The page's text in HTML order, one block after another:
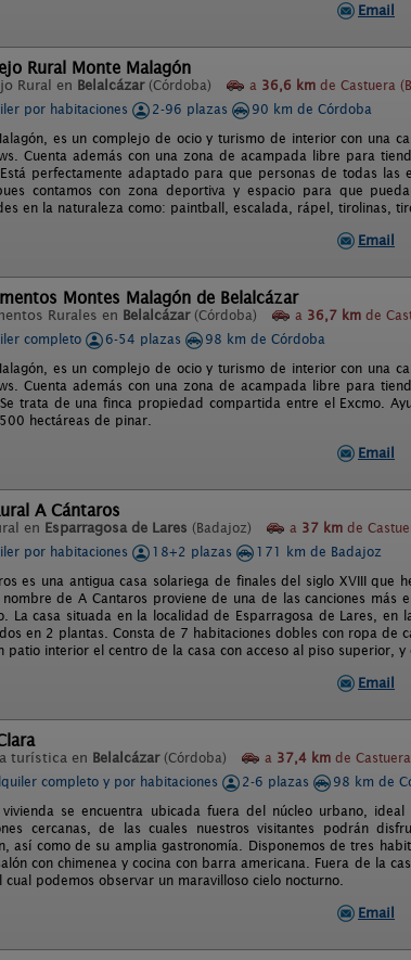
Email
Rural Monte Malagón
Rural en Belalcázar (Córdoba) a 36,6 km de Castuera
por habitaciones
2-96 plazas
90 km de Córdoba
es un complejo de ocio y turismo de interior con una
Cuenta además con una zona de acampada libre para
perfectamente adaptado para que personas de todas las
contamos con zona deportiva y espacio para que
en la naturaleza como: paintball, escalada, rápel, tirolinas,
Email
Montes Malagón de Belalcázar
Rurales en Belalcázar (Córdoba) a 36,7 km de
completo
6-54 plazas
98 km de Córdoba
es un complejo de ocio y turismo de interior con una
Cuenta además con una zona de acampada libre para
trata de una finca propiedad compartida entre el Excmo.
hectáreas de pinar.
Email
A Cántaros
en Esparragosa de Lares (Badajoz) a 37 km de
por habitaciones
18+2 plazas
171 km de Badajoz
es una antigua casa solariega de finales del siglo XVIII que
de A Cantaros proviene de una de las canciones más
La casa situada en la localidad de Esparragosa de Lares, en
en 2 plantas. Consta de 7 habitaciones dobles con ropa de
patio interior el centro de la casa con acceso al piso superior,
Email
turística en Belalcázar (Córdoba) a 37,4 km de
completo y por habitaciones
2-6 plazas
98 km de
vivienda se encuentra ubicada fuera del núcleo urbano,
cercanas, de las cuales nuestros visitantes podrán
así como de su amplia gastronomía. Disponemos de tres
con chimenea y cocina con barra americana. Fuera de la
cual podemos observar un maravilloso cielo nocturno.
Email